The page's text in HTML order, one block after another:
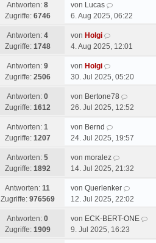
Antworten: 8
Zugriffe: 6746
von Lucas
6. Aug 2025, 06:22
Antworten: 4
Zugriffe: 1748
von Holgi
4. Aug 2025, 12:01
Antworten: 9
Zugriffe: 2506
von Holgi
30. Jul 2025, 05:20
Antworten: 0
Zugriffe: 1612
von Bertone78
26. Jul 2025, 12:52
Antworten: 1
Zugriffe: 1207
von Bernd
24. Jul 2025, 19:57
Antworten: 5
Zugriffe: 1892
von moralez
14. Jul 2025, 21:32
Antworten: 11
Zugriffe: 976569
von Querlenker
12. Jul 2025, 22:02
Antworten: 0
Zugriffe: 1909
von ECK-BERT-ONE
9. Jul 2025, 16:23